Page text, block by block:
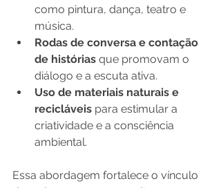
como pintura, dança, teatro e
música.
Rodas de conversa e contação
de histórias que promovam o
diálogo e a escuta ativa.
Uso de materiais naturais e
recicláveis para estimular a
criatividade e a consciência
ambiental.
Essa abordagem fortalece o vínculo